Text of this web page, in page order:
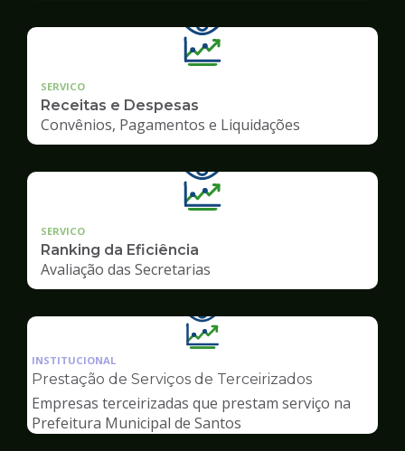
SERVICO
Receitas e Despesas
Convênios, Pagamentos e Liquidações
SERVICO
Ranking da Eficiência
Avaliação das Secretarias
Ilustração
da
pagina
Transparência
INSTITUCIONAL
Prestação de Serviços de Terceirizados
Empresas terceirizadas que prestam serviço na
Prefeitura Municipal de Santos